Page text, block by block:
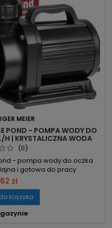
MEIER
POND - POMPA WODY DO
| KRYSTALICZNA WODA
(0)
- pompa wody do oczka
i gotowa do pracy
l/h – szybkie krążenie wody
zużycie energii przy dużej
m – obsługa fontann i
zabezpieczenie przed pracą
kabel...
zł
koszyka